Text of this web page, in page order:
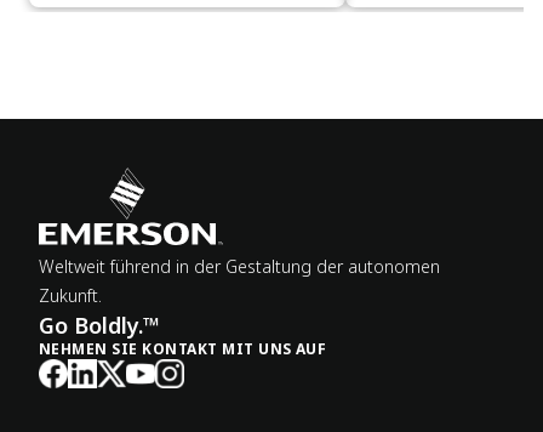
Weltweit führend in der Gestaltung der autonomen
Zukunft.
Go Boldly.™
NEHMEN SIE KONTAKT MIT UNS AUF